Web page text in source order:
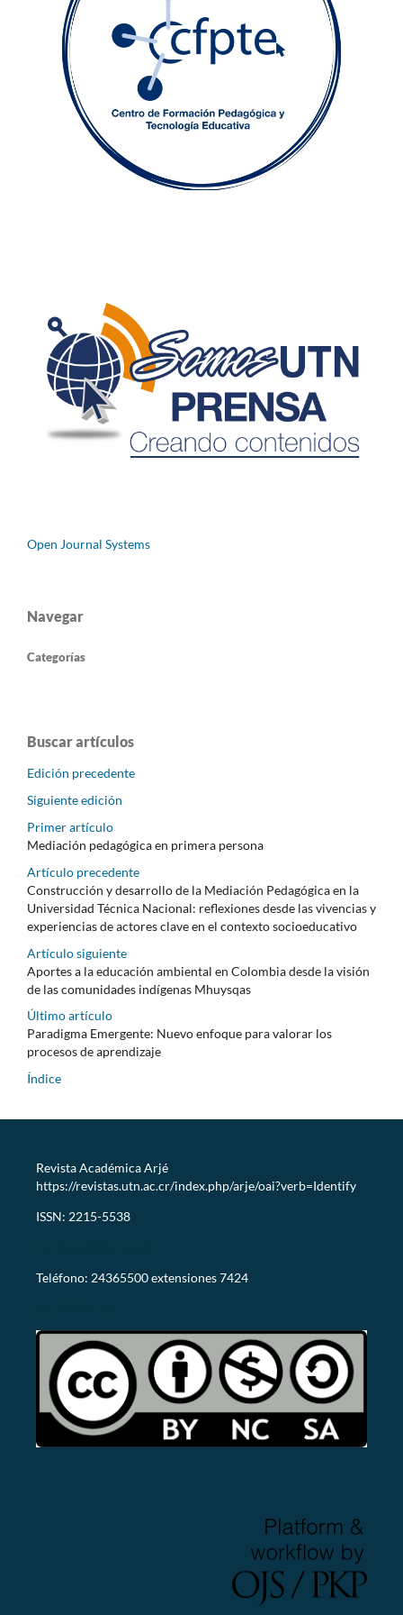
Open Journal Systems
Navegar
Categorías
Buscar artículos
Edición precedente
Siguiente edición
Primer artículo
Mediación pedagógica en primera persona
Artículo precedente
Construcción y desarrollo de la Mediación Pedagógica en la
Universidad Técnica Nacional: reflexiones desde las vivencias y
experiencias de actores clave en el contexto socioeducativo
Artículo siguiente
Aportes a la educación ambiental en Colombia desde la visión
de las comunidades indígenas Mhuysqas
Último artículo
Paradigma Emergente: Nuevo enfoque para valorar los
procesos de aprendizaje
Índice
Revista Académica Arjé
https://revistas.utn.ac.cr/index.php/arje/oai?verb=Identify
ISSN: 2215-5538
Teléfono: 24365500 extensiones 7424